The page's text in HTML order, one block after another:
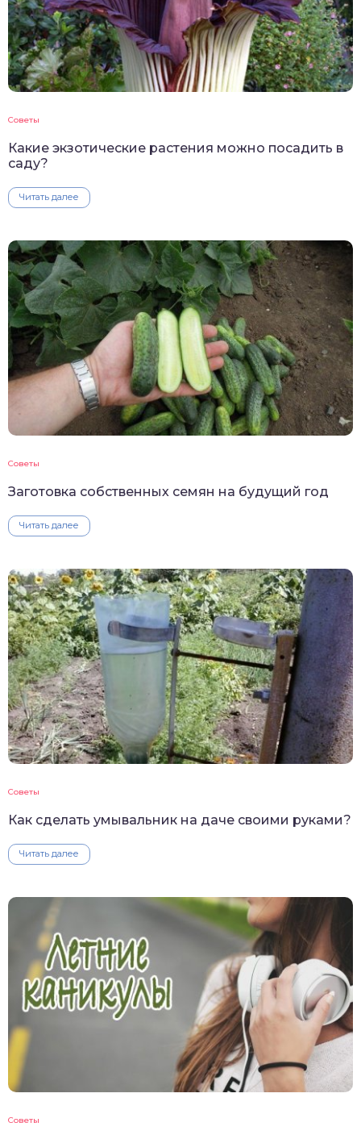
Советы
Какие экзотические растения можно посадить в
саду?
Читать далее
Советы
Заготовка собственных семян на будущий год
Читать далее
Советы
Как сделать умывальник на даче своими руками?
Читать далее
Советы